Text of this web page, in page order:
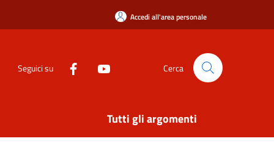
Accedi all'area personale
Seguici su Cerca
Tutti gli argomenti